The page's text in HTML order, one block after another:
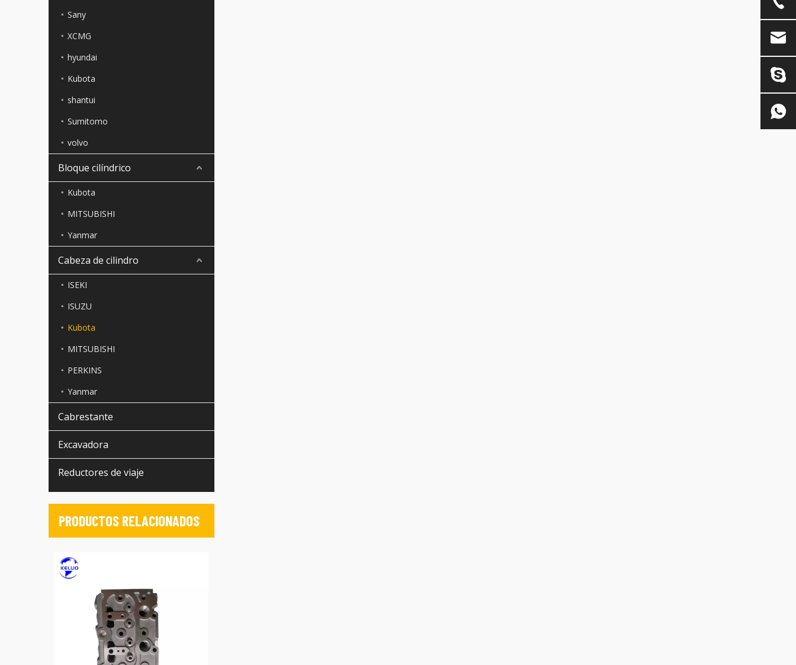
Sany
XCMG
hyundai
Kubota
shantui
Sumitomo
volvo
Bloque cilíndrico
Kubota
MITSUBISHI
Yanmar
Cabeza de cilindro
ISEKI
ISUZU
Kubota
MITSUBISHI
PERKINS
Yanmar
Cabrestante
Excavadora
Reductores de viaje
PRODUCTOS RELACIONADOS